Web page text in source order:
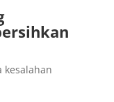
kesalahan